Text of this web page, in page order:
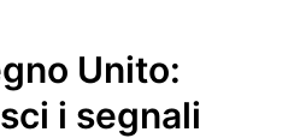
Unito:
i segnali